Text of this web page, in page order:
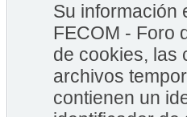
Su información
FECOM - Foro
de cookies, las
archivos
contienen un